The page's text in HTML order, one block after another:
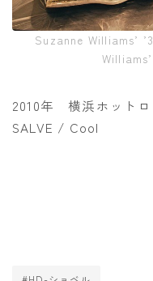
Suzanne Williams’
2010年 横浜ホット
SALVE / Cool